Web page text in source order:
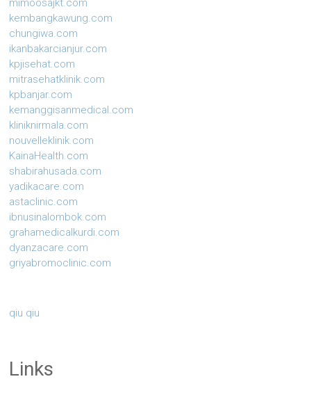
mimoosajkt.com
kembangkawung.com
chungiwa.com
ikanbakarcianjur.com
kpjisehat.com
mitrasehatklinik.com
kpbanjar.com
kemanggisanmedical.com
kliniknirmala.com
nouvelleklinik.com
KainaHealth.com
shabirahusada.com
yadikacare.com
astaclinic.com
ibnusinalombok.com
grahamedicalkurdi.com
dyanzacare.com
griyabromoclinic.com
qiu qiu
Links